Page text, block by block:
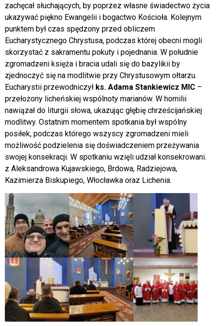
zachęcał słuchających, by poprzez własne świadectwo życia
ukazywać piękno Ewangelii i bogactwo Kościoła. Kolejnym
punktem był czas spędzony przed obliczem
Eucharystycznego Chrystusa, podczas której obecni mogli
skorzystać z sakramentu pokuty i pojednania. W południe
zgromadzeni księża i bracia udali się do bazylikii by
zjednoczyć się na modlitwie przy Chrystusowym ołtarzu.
Eucharystii przewodniczył ks. Adama Stankiewicz MIC –
przełożony licheńskiej wspólnoty marianów. W homilii
nawiązał do liturgii słowa, ukazując głębię chrześcijańskiej
modlitwy. Ostatnim momentem spotkania był wspólny
posiłek, podczas którego wszyscy zgromadzeni mieli
możliwość podzielenia się doświadczeniem przeżywania
swojej konsekracji. W spotkaniu wzięli udział konsekrowani.
z Aleksandrowa Kujawskiego, Brdowa, Radziejowa,
Kazimierza Biskupiego, Włocławka oraz Lichenia.